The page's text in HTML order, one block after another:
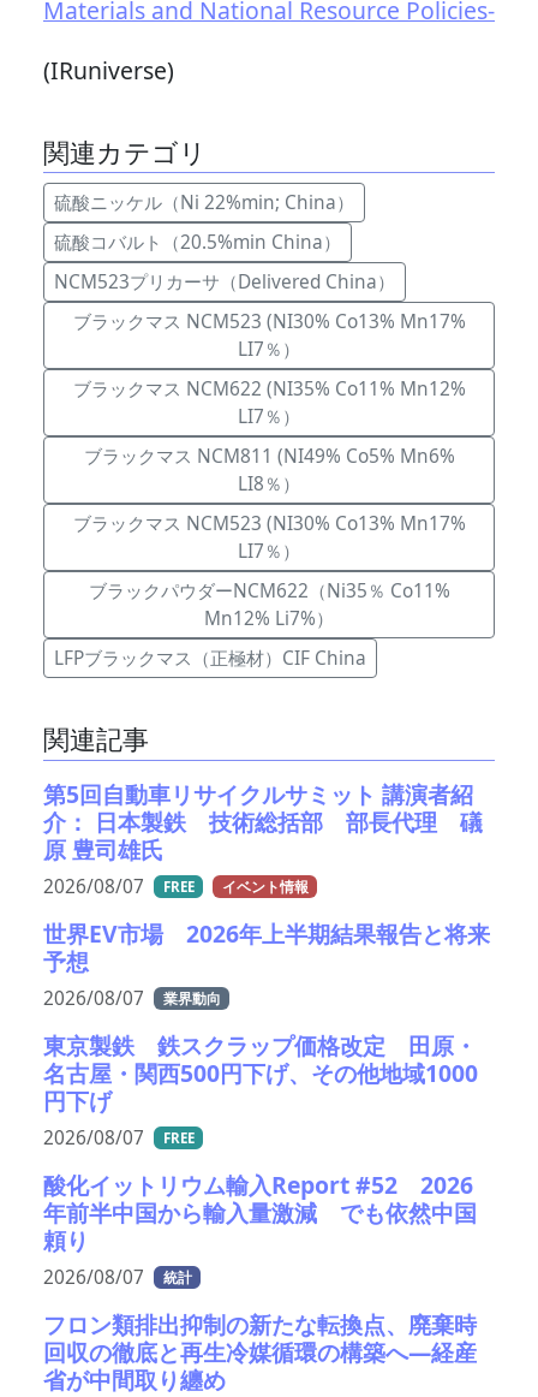
Materials and National Resource Policies-
(IRuniverse)
関連カテゴリ
硫酸ニッケル（Ni 22%min; China）
硫酸コバルト（20.5%min China）
NCM523プリカーサ（Delivered China）
ブラックマス NCM523 (NI30% Co13% Mn17%
LI7％）
ブラックマス NCM622 (NI35% Co11% Mn12%
LI7％）
ブラックマス NCM811 (NI49% Co5% Mn6%
LI8％）
ブラックマス NCM523 (NI30% Co13% Mn17%
LI7％）
ブラックパウダーNCM622（Ni35％ Co11%
Mn12% Li7%）
LFPブラックマス（正極材）CIF China
関連記事
第5回自動車リサイクルサミット 講演者紹
介： 日本製鉄 技術総括部 部長代理 礒
原 豊司雄氏
2026/08/07 FREE イベント情報
世界EV市場 2026年上半期結果報告と将来
予想
2026/08/07 業界動向
東京製鉄 鉄スクラップ価格改定 田原・
名古屋・関西500円下げ、その他地域1000
円下げ
2026/08/07 FREE
酸化イットリウム輸入Report #52 2026
年前半中国から輸入量激減 でも依然中国
頼り
2026/08/07 統計
フロン類排出抑制の新たな転換点、廃棄時
回収の徹底と再生冷媒循環の構築へ―経産
省が中間取り纏め